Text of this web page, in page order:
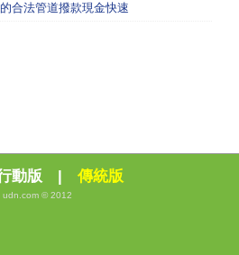
合法管道撥款現金快速
動版 | 傳統版
udn.com © 2012